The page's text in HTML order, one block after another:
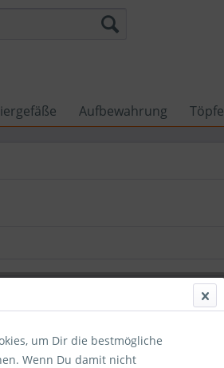
Aufbewahrung Töpfe
um Dir die bestmögliche
Wenn Du damit nicht